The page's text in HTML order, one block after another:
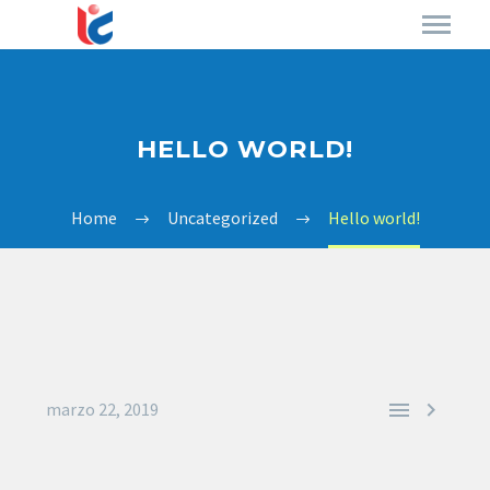
HELLO WORLD!
Home Uncategorized Hello world!
 
marzo 22, 2019